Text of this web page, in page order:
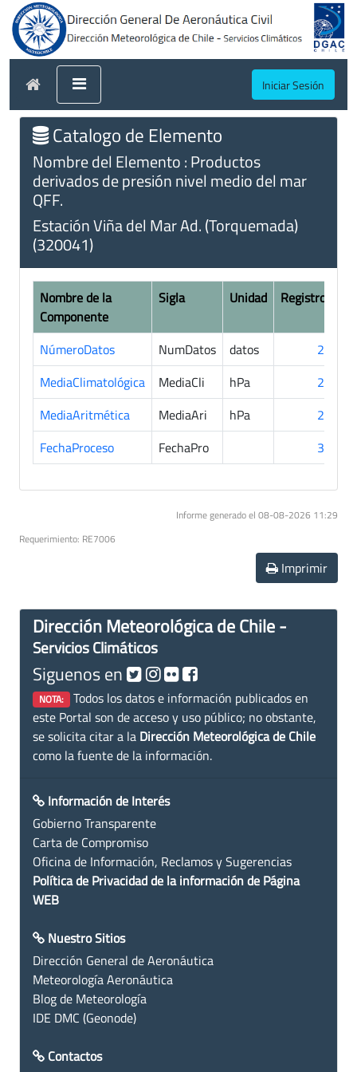
Iniciar Sesión
Catalogo de Elemento
Nombre del Elemento : Productos
derivados de presión nivel medio del mar
QFF.
Estación Viña del Mar Ad. (Torquemada)
(320041)
Nombre de la
Componente
Sigla Unidad Registros
NúmeroDatos NumDatos datos
27
MediaClimatológica
MediaCli hPa
24
MediaAritmética
MediaAri hPa
27
FechaProceso
FechaPro 31
Informe generado el 08-08-2026 11:29
Requerimiento: RE7006
Imprimir
Dirección Meteorológica de Chile -
Servicios Climáticos
Siguenos en
NOTA: Todos los datos e información publicados en
este Portal son de acceso y uso público; no obstante,
se solicita citar a la Dirección Meteorológica de Chile
como la fuente de la información.
Información de Interés
Gobierno Transparente
Carta de Compromiso
Oficina de Información, Reclamos y Sugerencias
Política de Privacidad de la información de Página
WEB
Nuestro Sitios
Dirección General de Aeronáutica
Meteorología Aeronáutica
Blog de Meteorología
IDE DMC (Geonode)
Contactos